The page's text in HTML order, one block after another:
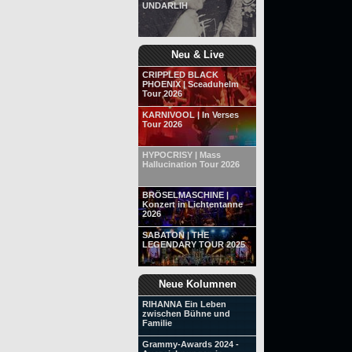
UNDARLIH
Neu & Live
CRIPPLED BLACK
PHOENIX | Sceaduhelm
Tour 2026
KARNIVOOL | In Verses
Tour 2026
HYPOCRISY | Mass
Hallucination Tour 2026
BRÖSELMASCHINE |
Konzert in Lichtentanne
2026
SABATON | THE
LEGENDARY TOUR 2025
Neue Kolumnen
RIHANNA Ein Leben
zwischen Bühne und
Familie
Grammy-Awards 2024 -